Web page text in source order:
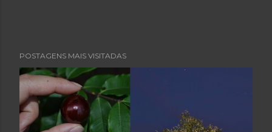
POSTAGENS MAIS VISITADAS